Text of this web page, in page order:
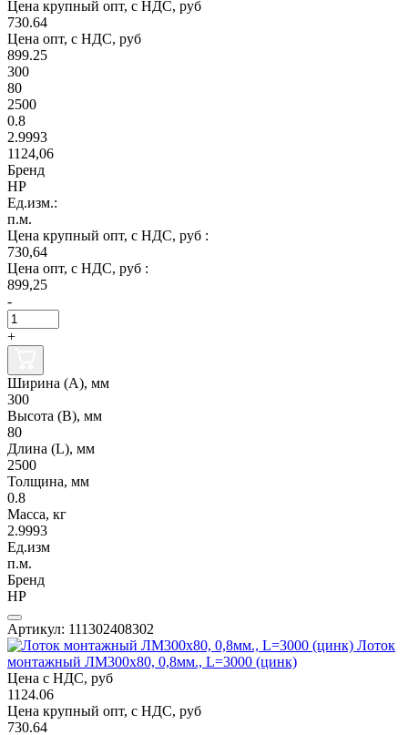
Цена крупный опт, с НДС, руб
730.64
Цена опт, с НДС, руб
899.25
300
80
2500
0.8
2.9993
1124,06
Бренд
НР
Ед.изм.:
п.м.
Цена крупный опт, с НДС, руб :
730,64
Цена опт, с НДС, руб :
899,25
-
+
Ширина (А), мм
300
Высота (В), мм
80
Длина (L), мм
2500
Толщина, мм
0.8
Масса, кг
2.9993
Ед.изм
п.м.
Бренд
НР
Артикул: 111302408302
Лоток
монтажный ЛМ300х80, 0,8мм., L=3000 (цинк)
Цена с НДС, руб
1124.06
Цена крупный опт, с НДС, руб
730.64